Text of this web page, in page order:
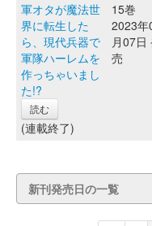
軍オタが魔法世
界に転生した
ら、現代兵器で
軍隊ハーレムを
作っちゃいまし
た!?
読む
(連載終了)
15巻
2023年
月07日
売
新刊発売日の一覧